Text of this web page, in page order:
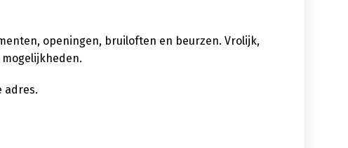
openingen, bruiloften en beurzen. Vrolijk,
adres.